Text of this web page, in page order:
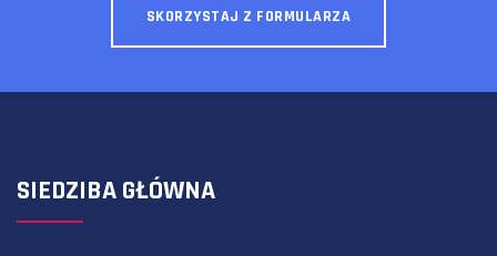
SKORZYSTAJ Z FORMULARZA
SIEDZIBA GŁÓWNA